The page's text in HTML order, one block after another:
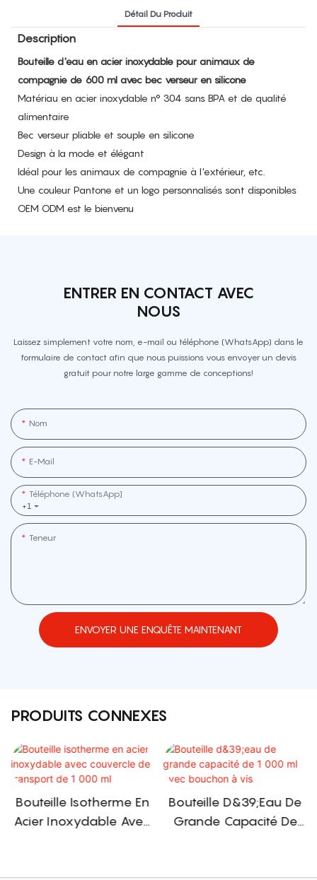
Détail Du Produit
Description
Bouteille d'eau en acier inoxydable pour animaux de
compagnie de 600 ml avec bec verseur en silicone
Matériau en acier inoxydable n° 304 sans BPA et de qualité
alimentaire
Bec verseur pliable et souple en silicone
Design à la mode et élégant
Idéal pour les animaux de compagnie à l'extérieur, etc.
Une couleur Pantone et un logo personnalisés sont disponibles
OEM ODM est le bienvenu
ENTRER EN CONTACT AVEC
NOUS
Laissez simplement votre nom, e-mail ou téléphone (WhatsApp) dans le
formulaire de contact afin que nous puissions vous envoyer un devis
gratuit pour notre large gamme de conceptions!
Nom
E-Mail
+1
Téléphone (WhatsApp]
Teneur
ENVOYER UNE ENQUÊTE MAINTENANT
PRODUITS CONNEXES
Bouteille Isotherme En
Acier Inoxydable Avec
Bouteille D&39;eau De
Grande Capacité De